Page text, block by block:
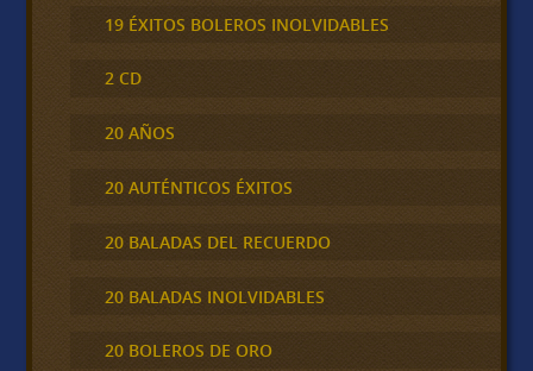
19 ÉXITOS BOLEROS INOLVIDABLES
2 CD
20 AÑOS
20 AUTÉNTICOS ÉXITOS
20 BALADAS DEL RECUERDO
20 BALADAS INOLVIDABLES
20 BOLEROS DE ORO